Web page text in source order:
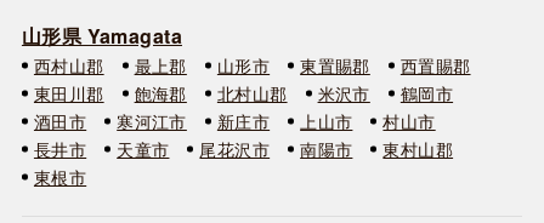
山形県 Yamagata
西村山郡 最上郡 山形市 東置賜郡
西置賜郡
東田川郡
飽海郡 北村山郡 米沢市
鶴岡市
酒田市
寒河江市 新庄市 上山市
村山市
長井市
天童市 尾花沢市 南陽市
東村山郡
東根市